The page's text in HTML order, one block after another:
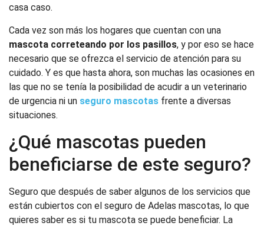
casa caso.
Cada vez son más los hogares que cuentan con una
mascota correteando por los pasillos, y por eso se hace
necesario que se ofrezca el servicio de atención para su
cuidado. Y es que hasta ahora, son muchas las ocasiones en
las que no se tenía la posibilidad de acudir a un veterinario
de urgencia ni un seguro mascotas frente a diversas
situaciones.
¿Qué mascotas pueden
beneficiarse de este seguro?
Seguro que después de saber algunos de los servicios que
están cubiertos con el seguro de Adelas mascotas, lo que
quieres saber es si tu mascota se puede beneficiar. La